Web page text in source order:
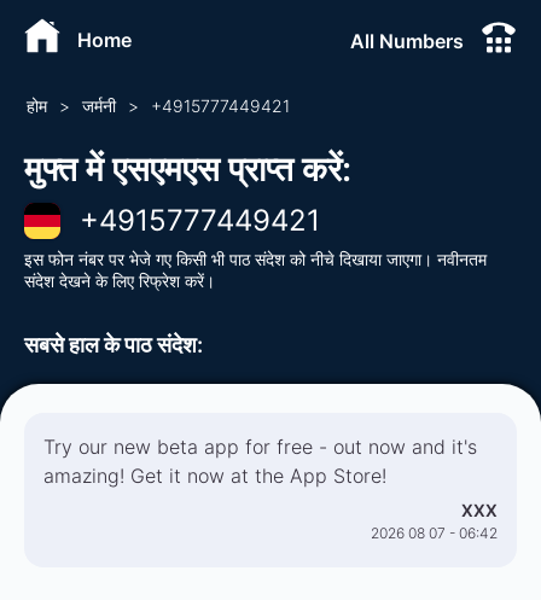
Home All Numbers
होम > जर्मनी > +4915777449421
मुफ्त में एसएमएस प्राप्त करें:
+4915777449421
इस फोन नंबर पर भेजे गए किसी भी पाठ संदेश को नीचे दिखाया जाएगा। नवीनतम
संदेश देखने के लिए रिफ्रेश करें।
सबसे हाल के पाठ संदेश:
Try our new beta app for free - out now and it's
amazing! Get it now at the App Store!
XXX
2026 08 07 - 06:42